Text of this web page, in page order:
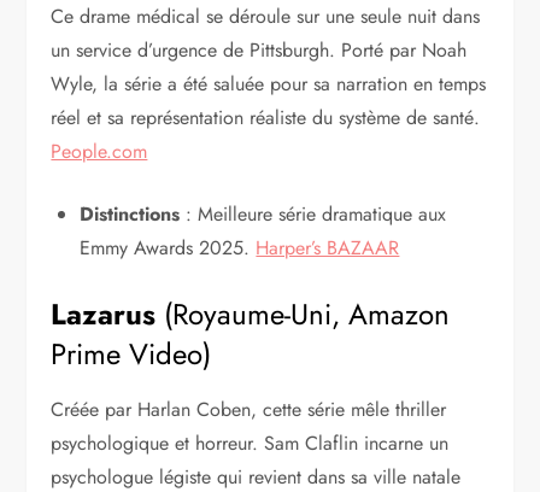
Ce drame médical se déroule sur une seule nuit dans
un service d’urgence de Pittsburgh. Porté par Noah
Wyle, la série a été saluée pour sa narration en temps
réel et sa représentation réaliste du système de santé.
People.com
Distinctions : Meilleure série dramatique aux
Emmy Awards 2025. Harper’s BAZAAR
Lazarus (Royaume-Uni, Amazon
Prime Video)
Créée par Harlan Coben, cette série mêle thriller
psychologique et horreur. Sam Claflin incarne un
psychologue légiste qui revient dans sa ville natale